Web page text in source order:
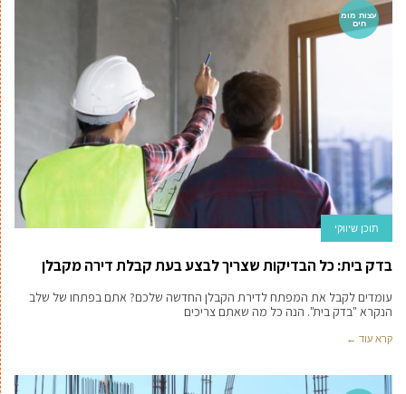
עצות מומ
חים
תוכן שיווקי
בדק בית: כל הבדיקות שצריך לבצע בעת קבלת דירה מקבלן
עומדים לקבל את המפתח לדירת הקבלן החדשה שלכם? אתם בפתחו של שלב
הנקרא "בדק בית". הנה כל מה שאתם צריכים
קרא עוד ←